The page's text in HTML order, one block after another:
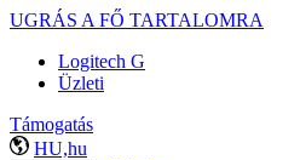
UGRÁS A FŐ TARTALOMRA
Logitech G
Üzleti
Támogatás
HU,hu